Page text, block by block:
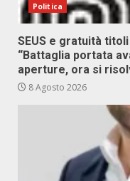
Politica
SEUS e gratuità
“Battaglia portata
aperture, ora si
8 Agosto 2026